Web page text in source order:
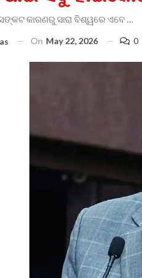
କାରଣରୁ ସାରା ବିଶ୍ୱରେ ଏବେ …
On May 22, 2026 0